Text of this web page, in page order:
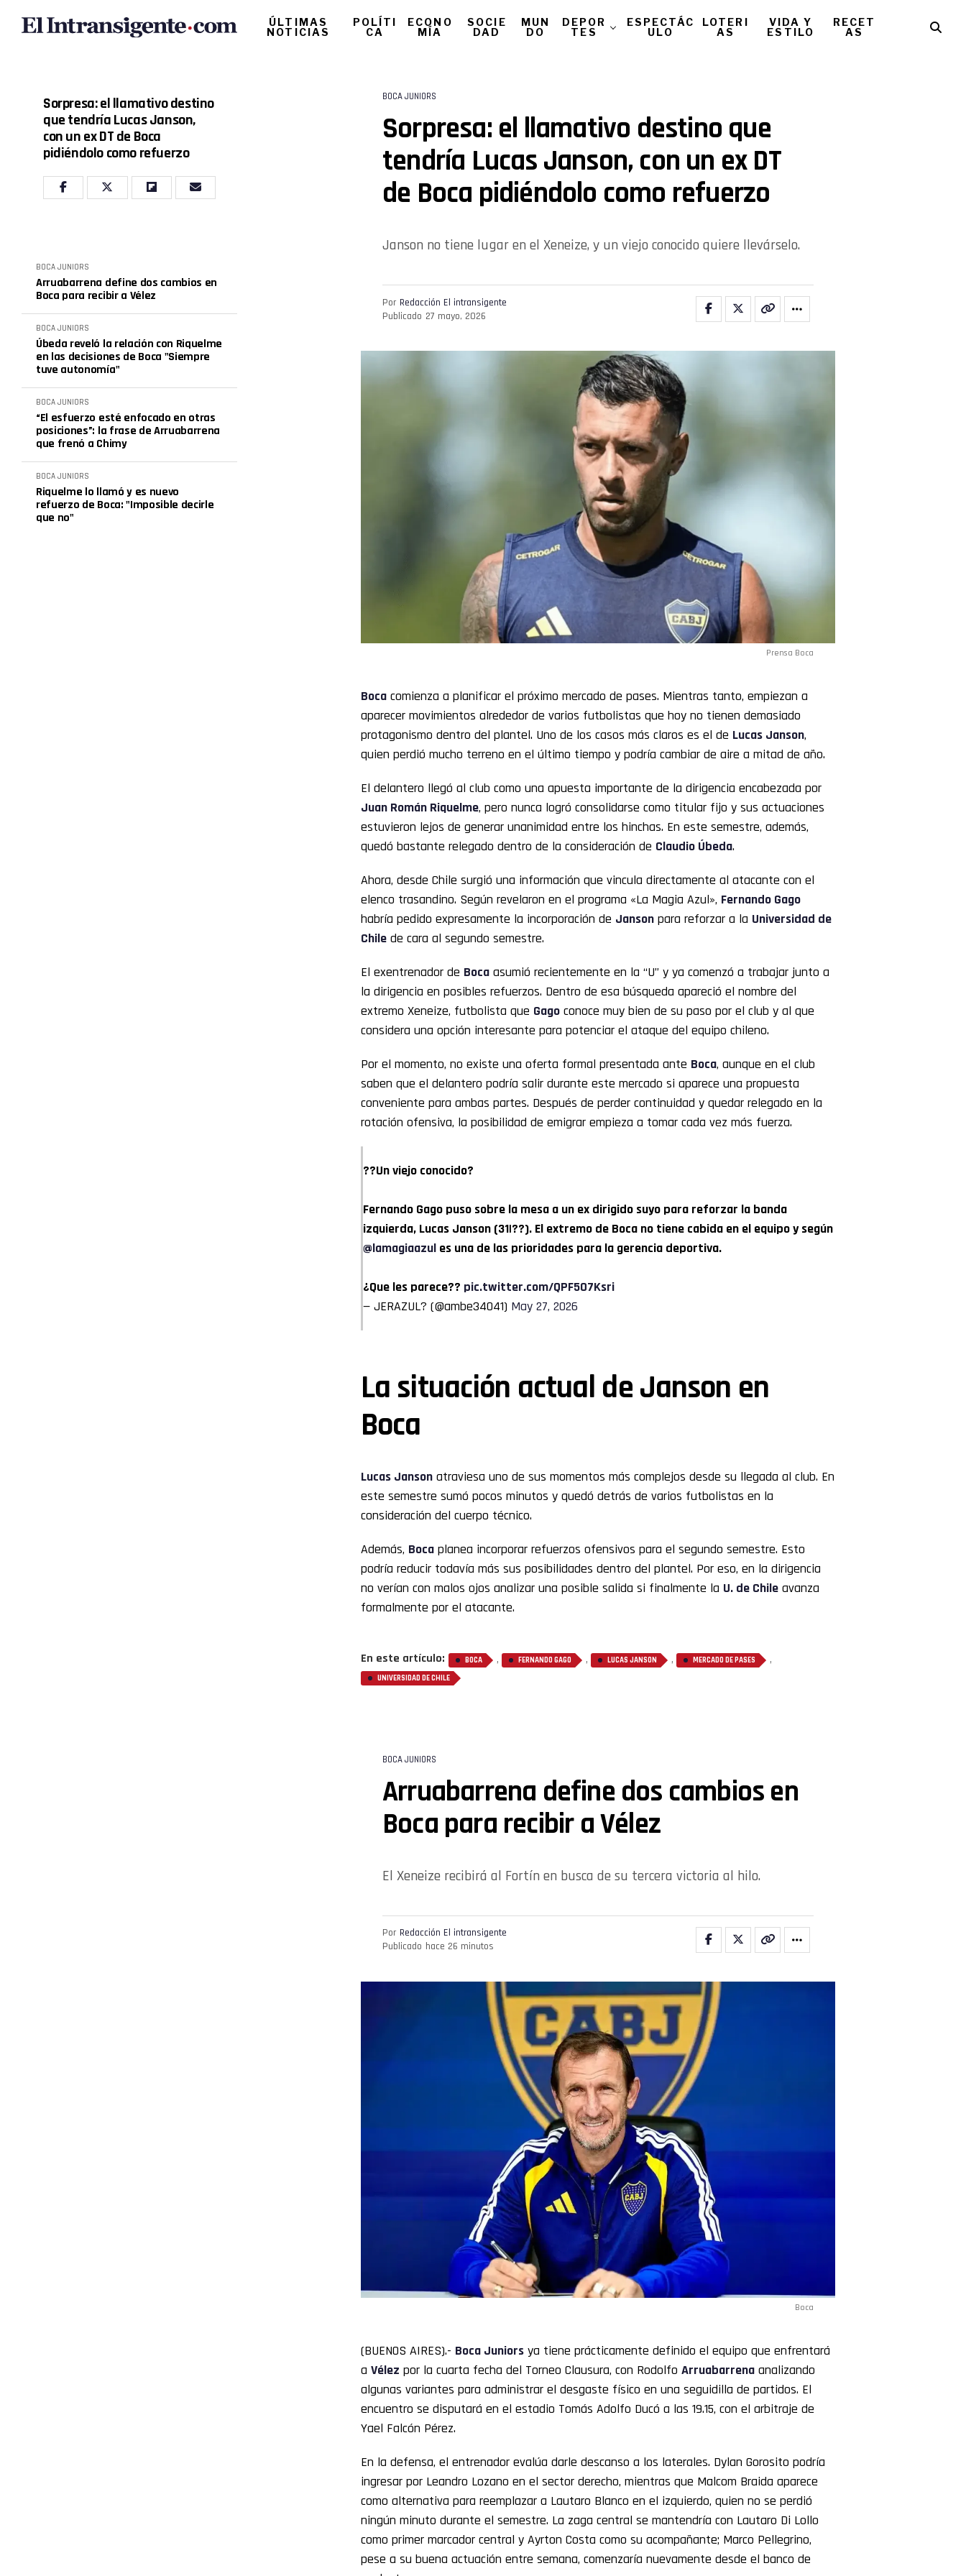
ÚLTIMAS
NOTICIAS
POLÍTI
CA
ECONO
MÍA
SOCIE
DAD
MUN
DO
DEPOR
TES
ESPECTÁC
ULO
LOTERI
AS
VIDA Y
ESTILO
RECET
AS
Sorpresa: el llamativo destino
que tendría Lucas Janson,
con un ex DT de Boca
pidiéndolo como refuerzo
BOCA JUNIORS
Arruabarrena define dos cambios en
Boca para recibir a Vélez
BOCA JUNIORS
Úbeda reveló la relación con Riquelme
en las decisiones de Boca "Siempre
tuve autonomía"
BOCA JUNIORS
“El esfuerzo esté enfocado en otras
posiciones”: la frase de Arruabarrena
que frenó a Chimy
BOCA JUNIORS
Riquelme lo llamó y es nuevo
refuerzo de Boca: "Imposible decirle
que no"
BOCA JUNIORS
Sorpresa: el llamativo destino que
tendría Lucas Janson, con un ex DT
de Boca pidiéndolo como refuerzo
Janson no tiene lugar en el Xeneize, y un viejo conocido quiere llevárselo.
Por Redacción El intransigente
Publicado 27 mayo, 2026
Prensa Boca
Boca comienza a planificar el próximo mercado de pases. Mientras tanto, empiezan a
aparecer movimientos alrededor de varios futbolistas que hoy no tienen demasiado
protagonismo dentro del plantel. Uno de los casos más claros es el de Lucas Janson,
quien perdió mucho terreno en el último tiempo y podría cambiar de aire a mitad de año.
El delantero llegó al club como una apuesta importante de la dirigencia encabezada por
Juan Román Riquelme, pero nunca logró consolidarse como titular fijo y sus actuaciones
estuvieron lejos de generar unanimidad entre los hinchas. En este semestre, además,
quedó bastante relegado dentro de la consideración de Claudio Úbeda.
Ahora, desde Chile surgió una información que vincula directamente al atacante con el
elenco trasandino. Según revelaron en el programa «La Magia Azul», Fernando Gago
habría pedido expresamente la incorporación de Janson para reforzar a la Universidad de
Chile de cara al segundo semestre.
El exentrenador de Boca asumió recientemente en la “U” y ya comenzó a trabajar junto a
la dirigencia en posibles refuerzos. Dentro de esa búsqueda apareció el nombre del
extremo Xeneize, futbolista que Gago conoce muy bien de su paso por el club y al que
considera una opción interesante para potenciar el ataque del equipo chileno.
Por el momento, no existe una oferta formal presentada ante Boca, aunque en el club
saben que el delantero podría salir durante este mercado si aparece una propuesta
conveniente para ambas partes. Después de perder continuidad y quedar relegado en la
rotación ofensiva, la posibilidad de emigrar empieza a tomar cada vez más fuerza.
??Un viejo conocido?
Fernando Gago puso sobre la mesa a un ex dirigido suyo para reforzar la banda
izquierda, Lucas Janson (31|??). El extremo de Boca no tiene cabida en el equipo y según
@lamagiaazul es una de las prioridades para la gerencia deportiva.
¿Que les parece?? pic.twitter.com/QPF5O7Ksri
— JERAZUL? (@ambe34041) May 27, 2026
La situación actual de Janson en
Boca
Lucas Janson atraviesa uno de sus momentos más complejos desde su llegada al club. En
este semestre sumó pocos minutos y quedó detrás de varios futbolistas en la
consideración del cuerpo técnico.
Además, Boca planea incorporar refuerzos ofensivos para el segundo semestre. Esto
podría reducir todavía más sus posibilidades dentro del plantel. Por eso, en la dirigencia
no verían con malos ojos analizar una posible salida si finalmente la U. de Chile avanza
formalmente por el atacante.
En este artículo: BOCA , FERNANDO GAGO , LUCAS JANSON , MERCADO DE PASES ,
UNIVERSIDAD DE CHILE
BOCA JUNIORS
Arruabarrena define dos cambios en
Boca para recibir a Vélez
El Xeneize recibirá al Fortín en busca de su tercera victoria al hilo.
Por Redacción El intransigente
Publicado hace 26 minutos
Boca
(BUENOS AIRES).- Boca Juniors ya tiene prácticamente definido el equipo que enfrentará
a Vélez por la cuarta fecha del Torneo Clausura, con Rodolfo Arruabarrena analizando
algunas variantes para administrar el desgaste físico en una seguidilla de partidos. El
encuentro se disputará en el estadio Tomás Adolfo Ducó a las 19.15, con el arbitraje de
Yael Falcón Pérez.
En la defensa, el entrenador evalúa darle descanso a los laterales. Dylan Gorosito podría
ingresar por Leandro Lozano en el sector derecho, mientras que Malcom Braida aparece
como alternativa para reemplazar a Lautaro Blanco en el izquierdo, quien no se perdió
ningún minuto durante el semestre. La zaga central se mantendría con Lautaro Di Lollo
como primer marcador central y Ayrton Costa como su acompañante; Marco Pellegrino,
pese a su buena actuación entre semana, comenzaría nuevamente desde el banco de